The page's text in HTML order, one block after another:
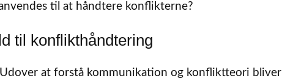
til at håndtere konflikterne?
til konflikthåndtering
at forstå kommunikation og konfliktteori bliver